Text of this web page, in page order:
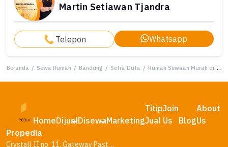
Martin Setiawan Tjandra
Telepon Whatsapp
Beranda / Sewa Rumah / Bandung / Setra Duta / Rumah Sewaan Murah di Setra Duta, Bandung, 4 KT, Harga 85 Juta /tahun
HomeDijualDisewaMarketing
Titip
Jual
Join
Us
Blog
About
Us
Propedia
Crystall II no. 11, Gateway Pasteur Residence, Bandung – Jawa Barat